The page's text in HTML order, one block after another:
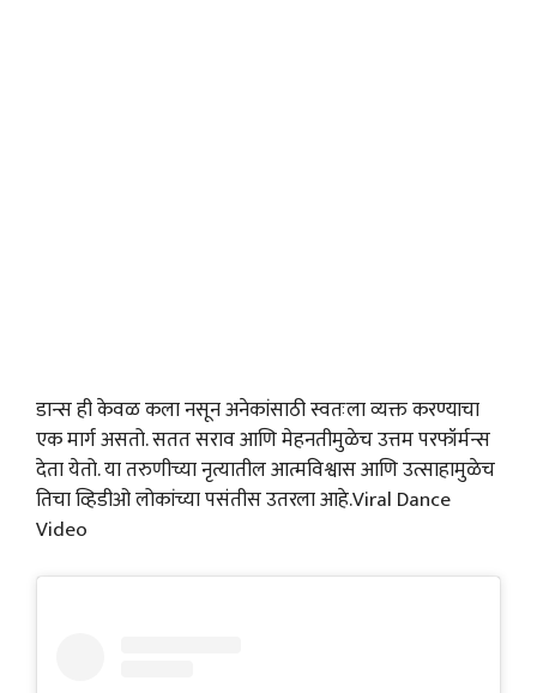
डान्स ही केवळ कला नसून अनेकांसाठी स्वतःला व्यक्त करण्याचा
एक मार्ग असतो. सतत सराव आणि मेहनतीमुळेच उत्तम परफॉर्मन्स
देता येतो. या तरुणीच्या नृत्यातील आत्मविश्वास आणि उत्साहामुळेच
तिचा व्हिडीओ लोकांच्या पसंतीस उतरला आहे.Viral Dance
Video